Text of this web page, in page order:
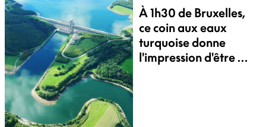
À 1h30 de Bruxelles,
ce coin aux eaux
turquoise donne
l'impression d'être à